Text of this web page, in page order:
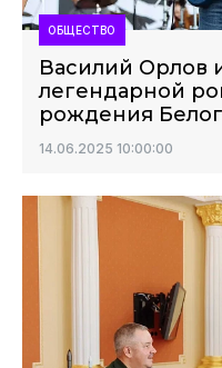
ОБЩЕСТВО
Василий Орлов
легендарной
рождения
14.06.2025 10:00:00